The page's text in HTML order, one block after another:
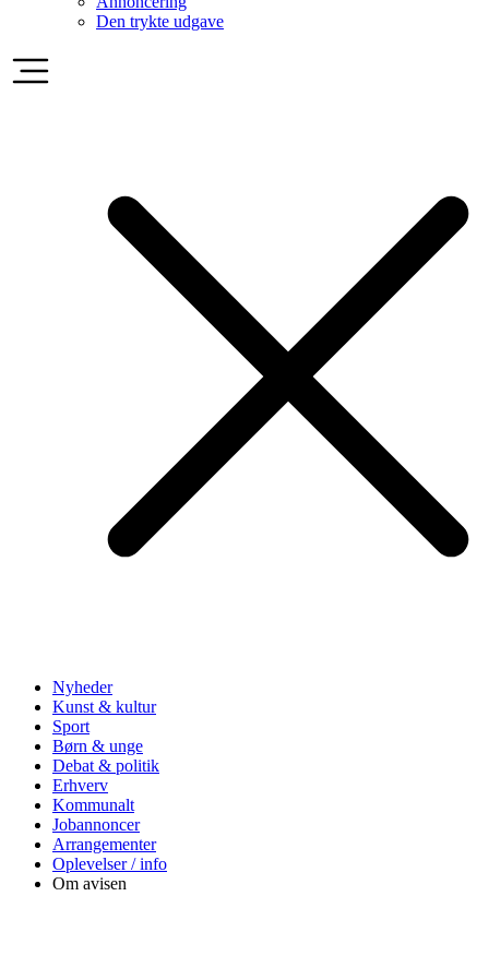
Den trykte udgave
Nyheder
Kunst & kultur
Sport
Børn & unge
Debat & politik
Erhverv
Kommunalt
Jobannoncer
Arrangementer
Oplevelser / info
Om avisen